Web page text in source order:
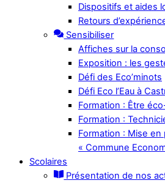
Dispositifs et aides
Retours
Sensibiliser
Affiches sur la
Exposition : les
Défi des Eco’minots
Défi Eco l’Eau à
Formation : Être
Formation :
Formation : Mise en
« Commune
Scolaires
Présentation de nos